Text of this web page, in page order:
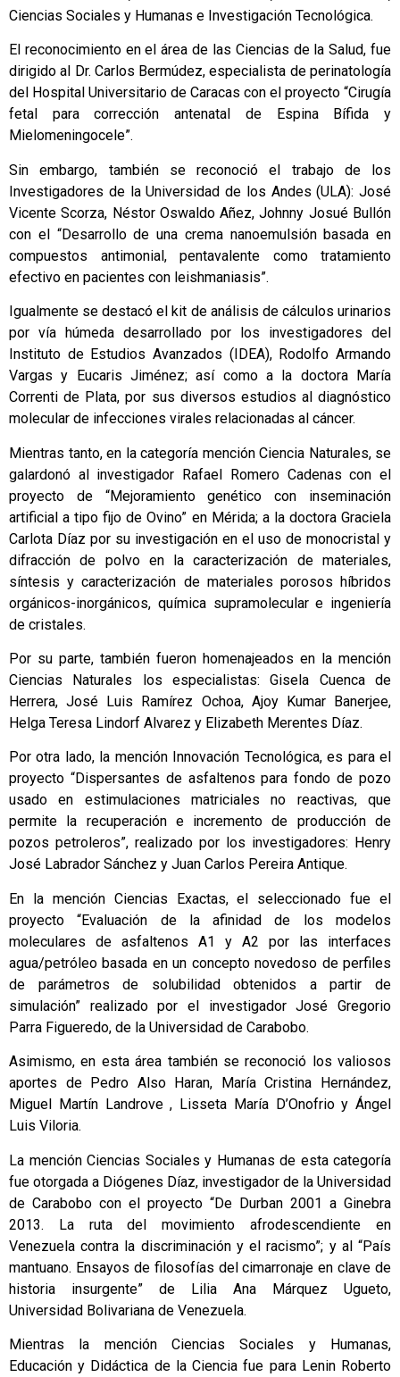
Ciencias Sociales y Humanas e Investigación Tecnológica.
El reconocimiento en el área de las Ciencias de la Salud, fue
dirigido al Dr. Carlos Bermúdez, especialista de perinatología
del Hospital Universitario de Caracas con el proyecto “Cirugía
fetal para corrección antenatal de Espina Bífida y
Mielomeningocele”.
Sin embargo, también se reconoció el trabajo de los
Investigadores de la Universidad de los Andes (ULA): José
Vicente Scorza, Néstor Oswaldo Añez, Johnny Josué Bullón
con el “Desarrollo de una crema nanoemulsión basada en
compuestos antimonial, pentavalente como tratamiento
efectivo en pacientes con leishmaniasis”.
Igualmente se destacó el kit de análisis de cálculos urinarios
por vía húmeda desarrollado por los investigadores del
Instituto de Estudios Avanzados (IDEA), Rodolfo Armando
Vargas y Eucaris Jiménez; así como a la doctora María
Correnti de Plata, por sus diversos estudios al diagnóstico
molecular de infecciones virales relacionadas al cáncer.
Mientras tanto, en la categoría mención Ciencia Naturales, se
galardonó al investigador Rafael Romero Cadenas con el
proyecto de “Mejoramiento genético con inseminación
artificial a tipo fijo de Ovino” en Mérida; a la doctora Graciela
Carlota Díaz por su investigación en el uso de monocristal y
difracción de polvo en la caracterización de materiales,
síntesis y caracterización de materiales porosos híbridos
orgánicos-inorgánicos, química supramolecular e ingeniería
de cristales.
Por su parte, también fueron homenajeados en la mención
Ciencias Naturales los especialistas: Gisela Cuenca de
Herrera, José Luis Ramírez Ochoa, Ajoy Kumar Banerjee,
Helga Teresa Lindorf Alvarez y Elizabeth Merentes Díaz.
Por otra lado, la mención Innovación Tecnológica, es para el
proyecto “Dispersantes de asfaltenos para fondo de pozo
usado en estimulaciones matriciales no reactivas, que
permite la recuperación e incremento de producción de
pozos petroleros”, realizado por los investigadores: Henry
José Labrador Sánchez y Juan Carlos Pereira Antique.
En la mención Ciencias Exactas, el seleccionado fue el
proyecto “Evaluación de la afinidad de los modelos
moleculares de asfaltenos A1 y A2 por las interfaces
agua/petróleo basada en un concepto novedoso de perfiles
de parámetros de solubilidad obtenidos a partir de
simulación” realizado por el investigador José Gregorio
Parra Figueredo, de la Universidad de Carabobo.
Asimismo, en esta área también se reconoció los valiosos
aportes de Pedro Also Haran, María Cristina Hernández,
Miguel Martín Landrove , Lisseta María D’Onofrio y Ángel
Luis Viloria.
La mención Ciencias Sociales y Humanas de esta categoría
fue otorgada a Diógenes Díaz, investigador de la Universidad
de Carabobo con el proyecto “De Durban 2001 a Ginebra
2013. La ruta del movimiento afrodescendiente en
Venezuela contra la discriminación y el racismo”; y al “País
mantuano. Ensayos de filosofías del cimarronaje en clave de
historia insurgente” de Lilia Ana Márquez Ugueto,
Universidad Bolivariana de Venezuela.
Mientras la mención Ciencias Sociales y Humanas,
Educación y Didáctica de la Ciencia fue para Lenin Roberto